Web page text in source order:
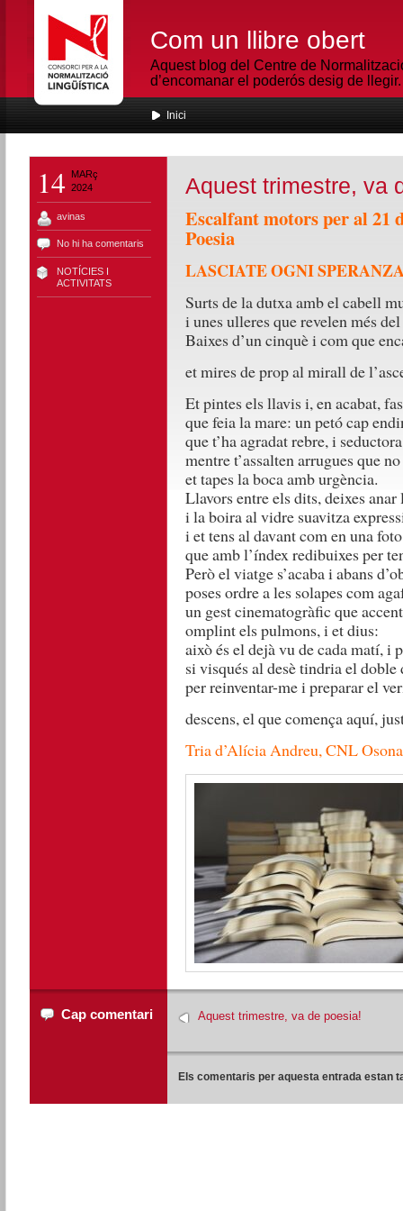
Com un llibre obert
Aquest blog del Centre de
d’encomanar el poderós desig de llegir.
Inici
14
MARç
2024
avinas
No hi ha comentaris
NOTÍCIES I
ACTIVITATS
Aquest trimestre, va
Escalfant motors per al 21
Poesia
LASCIATE OGNI
Surts de la dutxa amb el cabell
i unes ulleres que revelen més
Baixes d’un cinquè i com que
et mires de prop al mirall de
Et pintes els llavis i, en acabat,
que feia la mare: un petó cap
que t’ha agradat rebre, i
mentre t’assalten arrugues que
et tapes la boca amb urgència.
Llavors entre els dits, deixes anar
i la boira al vidre suavitza
i et tens al davant com en una
que amb l’índex redibuixes per
Però el viatge s’acaba i abans
poses ordre a les solapes com
un gest cinematogràfic que
omplint els pulmons, i et dius:
això és el dejà vu de cada matí, i
si visqués al desè tindria el doble
per reinventar-me i preparar el
descens, el que comença aquí,
Tria d’Alícia Andreu, CNL Osona
Cap comentari Aquest trimestre, va de poesia!
Els comentaris per aquesta entrada estan